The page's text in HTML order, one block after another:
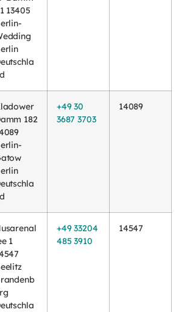
13405
182
+49 30
3687 3703
14089
1
+49 33204
485 3910
14547